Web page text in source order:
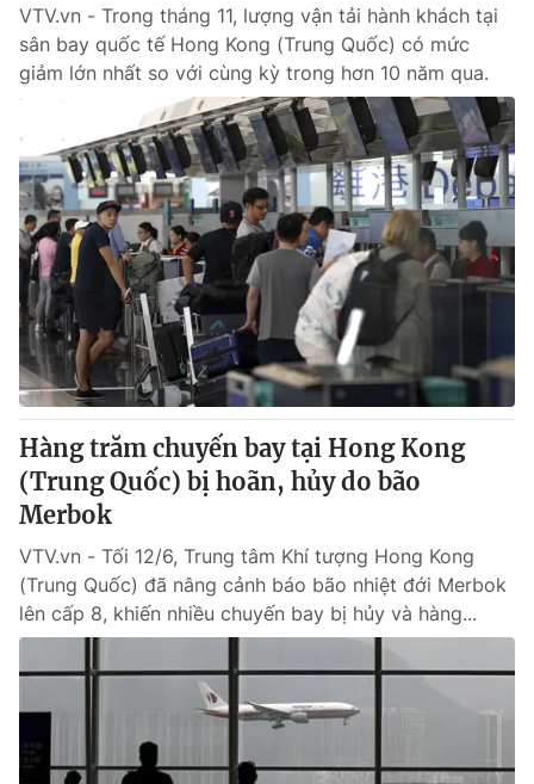
Video Shorts video
VTV Money VTV Thể thao
VTV Sức khoẻ Bất động sản
Thị trường 24h Tấm lòng Việt
VTV4 Vươn mình bằng AI
VTV9 VTV8
Liên hệ tòa soạn English
THỜI BÁO VTV
Theo dõi báo trên
Cơ quan chủ quản:Đài Truyền hình Việt Nam
VTV.vn - Trong tháng 11, lượng vận tải hành khách tại
sân bay quốc tế Hong Kong (Trung Quốc) có mức
giảm lớn nhất so với cùng kỳ trong hơn 10 năm qua.
Hàng trăm chuyến bay tại Hong Kong
(Trung Quốc) bị hoãn, hủy do bão
Merbok
VTV.vn - Tối 12/6, Trung tâm Khí tượng Hong Kong
(Trung Quốc) đã nâng cảnh báo bão nhiệt đới Merbok
lên cấp 8, khiến nhiều chuyến bay bị hủy và hàng...